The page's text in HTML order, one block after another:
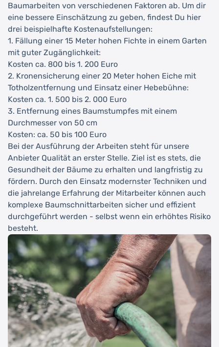
Baumarbeiten von verschiedenen Faktoren ab. Um dir
eine bessere Einschätzung zu geben, findest Du hier
drei beispielhafte Kostenaufstellungen:
1. Fällung einer 15 Meter hohen Fichte in einem Garten
mit guter Zugänglichkeit:
Kosten ca. 800 bis 1. 200 Euro
2. Kronensicherung einer 20 Meter hohen Eiche mit
Totholzentfernung und Einsatz einer Hebebühne:
Kosten ca. 1. 500 bis 2. 000 Euro
3. Entfernung eines Baumstumpfes mit einem
Durchmesser von 50 cm
Kosten: ca. 50 bis 100 Euro
Bei der Ausführung der Arbeiten steht für unsere
Anbieter Qualität an erster Stelle. Ziel ist es stets, die
Gesundheit der Bäume zu erhalten und langfristig zu
fördern. Durch den Einsatz modernster Techniken und
die jahrelange Erfahrung der Mitarbeiter können auch
komplexe Baumschnittarbeiten sicher und effizient
durchgeführt werden - selbst wenn ein erhöhtes Risiko
besteht.